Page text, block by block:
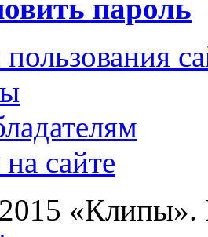
пароль
сайте
«Клипы».